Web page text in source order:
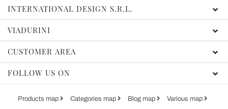
INTERNATIONAL DESIGN S.R.L.
VIADURINI
CUSTOMER AREA
FOLLOW US ON
Products map Categories map Blog map Various map